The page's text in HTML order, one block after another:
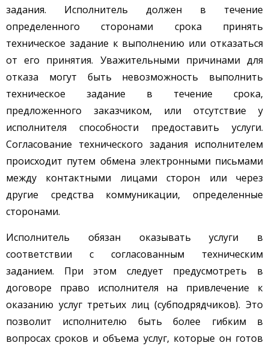
задания. Исполнитель должен в течение
определенного сторонами срока принять
техническое задание к выполнению или отказаться
от его принятия. Уважительными причинами для
отказа могут быть невозможность выполнить
техническое задание в течение срока,
предложенного заказчиком, или отсутствие у
исполнителя способности предоставить услуги.
Согласование технического задания исполнителем
происходит путем обмена электронными письмами
между контактными лицами сторон или через
другие средства коммуникации, определенные
сторонами.
Исполнитель обязан оказывать услуги в
соответствии с согласованным техническим
заданием. При этом следует предусмотреть в
договоре право исполнителя на привлечение к
оказанию услуг третьих лиц (субподрядчиков). Это
позволит исполнителю быть более гибким в
вопросах сроков и объема услуг, которые он готов